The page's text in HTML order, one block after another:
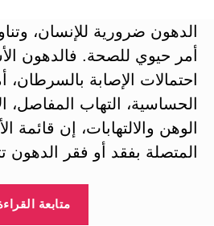
الدهون ضرورية للإنسان،
أمر حيوي للصحة. فالدهون
احتمالات الإصابة
الحساسية، التهاب المفاصل،
الوهن والالتهابات، إن قائمة
المتصلة بفقد أو فقر الدهون
متابعة